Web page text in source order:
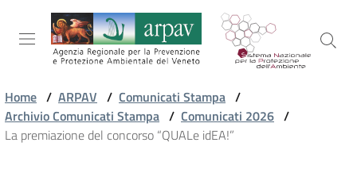
Salta al contenuto
Salta alla navigazione
Salta al footer
ARPAV
Home / ARPAV / Comunicati Stampa /
Archivio Comunicati Stampa / Comunicati 2026 /
La premiazione del concorso “QUALe idEA!”